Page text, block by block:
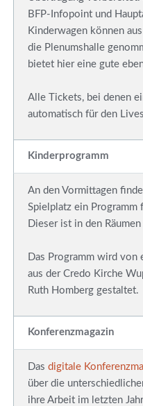
BFP-Infopoint und
Kinderwagen können
die Plenumshalle
bietet hier eine gute
Alle Tickets, bei denen
automatisch für den
Kinderprogramm
An den Vormittagen
Spielplatz ein Programm
Dieser ist in den
Das Programm wird von
aus der Credo Kirche
Ruth Homberg gestaltet.
Konferenzmagazin
Das digitale
über die
ihre Arbeit im letzten